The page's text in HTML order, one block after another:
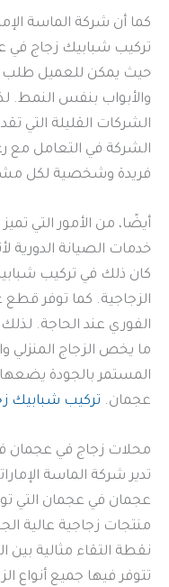
كما أن شركة الماسة
تركيب شبابيك زجاج في
حيث يمكن للعميل
والأبواب بنفس النمط.
الشركات القليلة التي
الشركة في التعامل مع
فريدة وشخصية لكل
أيضًا، من الأمور التي
خدمات الصيانة الدورية
كان ذلك في تركيب
الزجاجية. كما توفر
الفوري عند الحاجة.
ما يخص الزجاج المنزلي
المستمر بالجودة
عجمان. تركيب شبابيك
محلات زجاج في عجمان
تدير شركة الماسة
عجمان في عجمان التي
منتجات زجاجية عالية
نقطة التقاء مثالية بين
تتوفر فيها جميع أنواع